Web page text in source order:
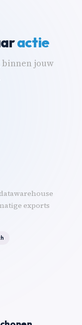
actie
binnen jouw
exports